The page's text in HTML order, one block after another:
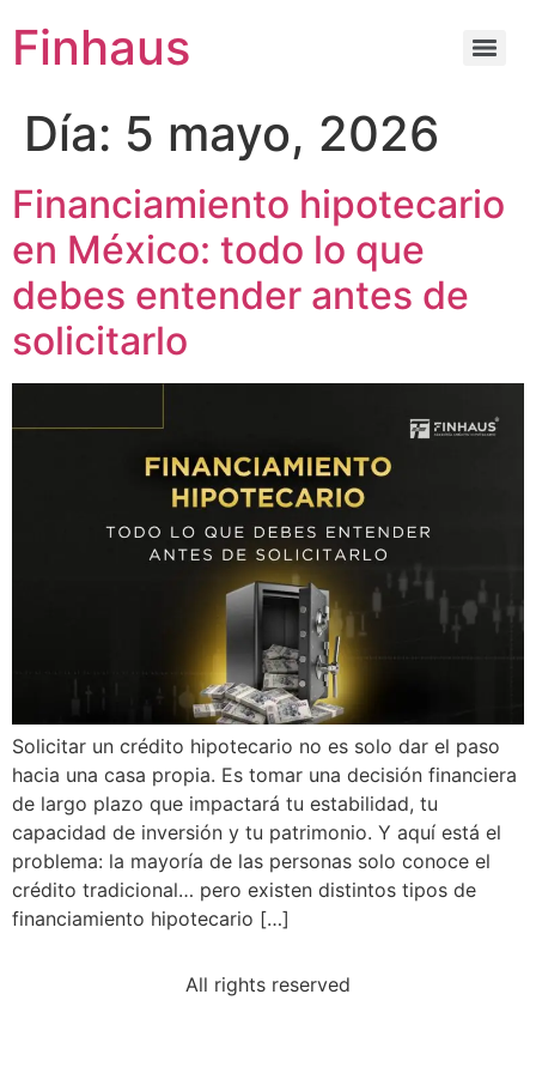
Finhaus
Día: 5 mayo, 2026
Financiamiento hipotecario
en México: todo lo que
debes entender antes de
solicitarlo
Solicitar un crédito hipotecario no es solo dar el paso
hacia una casa propia. Es tomar una decisión financiera
de largo plazo que impactará tu estabilidad, tu
capacidad de inversión y tu patrimonio. Y aquí está el
problema: la mayoría de las personas solo conoce el
crédito tradicional… pero existen distintos tipos de
financiamiento hipotecario […]
All rights reserved